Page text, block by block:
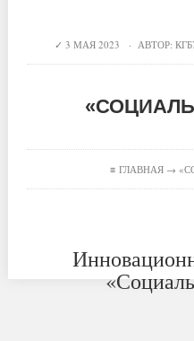
3 МАЯ 2023 · АВТОР:
≡ГЛАВНАЯ →